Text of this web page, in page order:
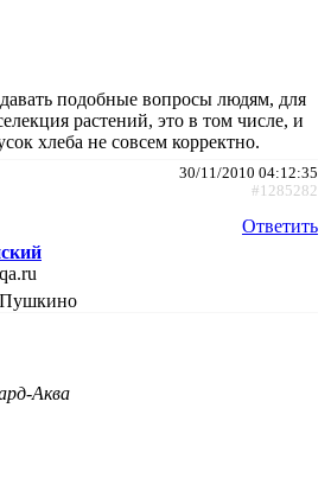
подобные вопросы людям, для
растений, это в том числе, и
хлеба не совсем корректно.
30/11/2010 04:12:35
#1285282
Ответить
Пушкино
Аква